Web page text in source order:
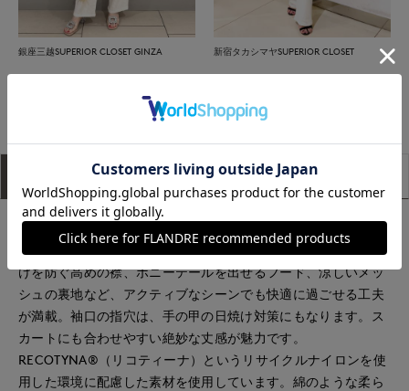
銀座三越SUPERIOR CLOSET GINZA 新宿タカシマヤSUPERIOR CLOSET
アイテム説明 サイズ詳細 購入レビュー
Maglieらしいフェミニンなフリルデザインを取り入れ、機能性
とデザイン性を兼ね備えたラッシュガードが新登場。首の日焼
けを防ぐ高めの襟、ポニーテールを出せるフード、涼しいメッ
シュの裏地など、アクティブなシーンでも快適に過ごせる工夫
が満載。袖口の指穴は、手の甲の日焼け対策にもなります。ス
カートにも合わせやすい絶妙な丈感が魅力です。
RECOTYNA®（リコティーナ）というリサイクルナイロンを使
用した環境に配慮した素材を使用しています。綿のような柔ら